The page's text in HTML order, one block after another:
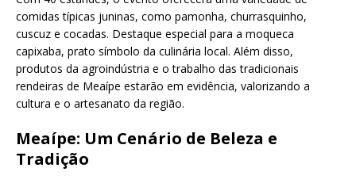
comidas típicas juninas, como pamonha, churrasquinho,
cuscuz e cocadas. Destaque especial para a moqueca
capixaba, prato símbolo da culinária local. Além disso,
produtos da agroindústria e o trabalho das tradicionais
rendeiras de Meaípe estarão em evidência, valorizando a
cultura e o artesanato da região.
Meaípe: Um Cenário de Beleza e
Tradição